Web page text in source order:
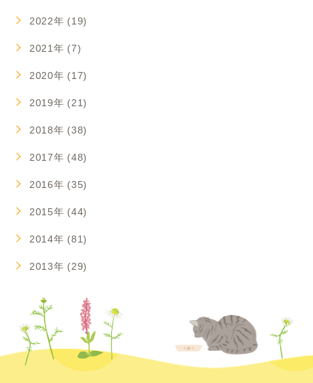
2022年 (19)
2021年 (7)
2020年 (17)
2019年 (21)
2018年 (38)
2017年 (48)
2016年 (35)
2015年 (44)
2014年 (81)
2013年 (29)